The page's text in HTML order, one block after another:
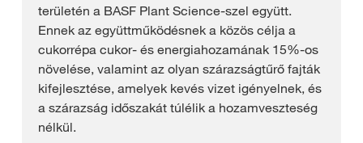
területén a BASF Plant Science-szel együtt.
Ennek az együttműködésnek a közös célja a
cukorrépa cukor- és energiahozamának 15%-os
növelése, valamint az olyan szárazságtűrő fajták
kifejlesztése, amelyek kevés vizet igényelnek, és
a szárazság időszakát túlélik a hozamveszteség
nélkül.